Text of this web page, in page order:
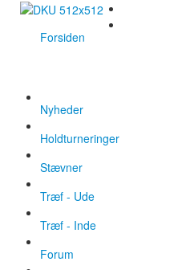
Forsiden
Nyheder
Holdturneringer
Stævner
Træf - Ude
Træf - Inde
Forum